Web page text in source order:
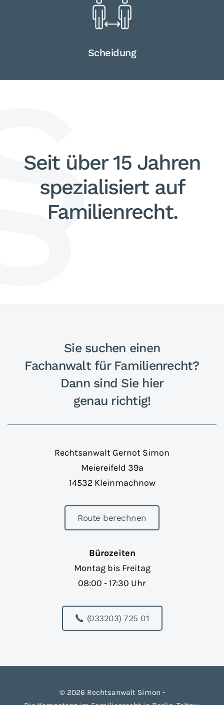
Scheidung
Seit über 15 Jahren
spezialisiert auf
Familienrecht.
Sie suchen einen
Fachanwalt für Familienrecht?
Dann sind Sie hier
genau richtig!
Rechtsanwalt Gernot Simon
Meiereifeld 39a
14532 Kleinmachnow
Route berechnen
Bürozeiten
Montag bis Freitag
08:00 - 17:30 Uhr
(033203) 725 01
© 2026 Rechtsanwalt Simon -